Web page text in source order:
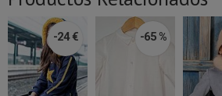
-24 € -65 %